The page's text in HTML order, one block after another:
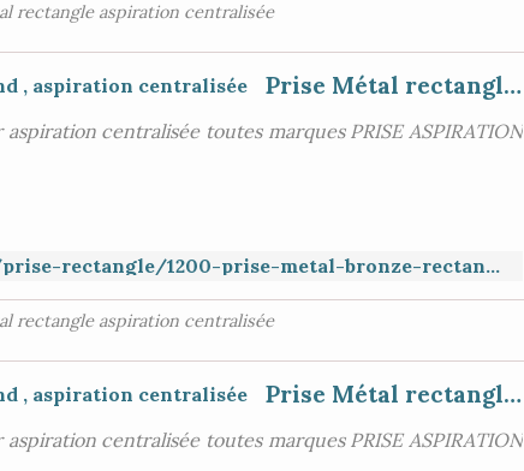
rectangle aspiration centralisée
Prise Métal rectangle clapet rond , aspiration centralisée
centralisée toutes marques PRISE ASPIRATION
https://www.aspiration-web.fr/prise-rectangle/1200-prise-metal-bronze-rectangle-clapet-rond.html
rectangle aspiration centralisée
Prise Métal rectangle clapet rond , aspiration centralisée
centralisée toutes marques PRISE ASPIRATION